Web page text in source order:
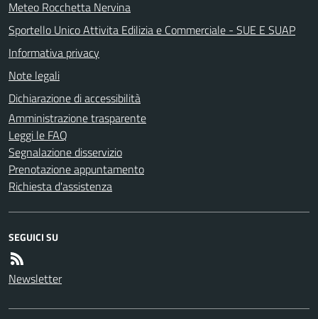
Meteo Rocchetta Nervina
Sportello Unico Attivita Edilizia e Commerciale - SUE E SUAP
Informativa privacy
Note legali
Dichiarazione di accessibilità
Amministrazione trasparente
Leggi le FAQ
Segnalazione disservizio
Prenotazione appuntamento
Richiesta d'assistenza
SEGUICI SU
Newsletter